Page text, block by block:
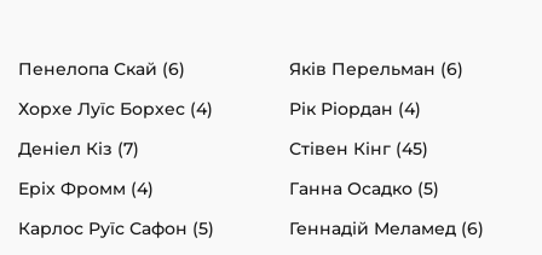
Пенелопа Скай (6)
Яків Перельман (6)
Хорхе Луїс Борхес (4)
Рік Ріордан (4)
Деніел Кіз (7)
Стівен Кінг (45)
Еріх Фромм (4)
Ганна Осадко (5)
Карлос Руїс Сафон (5)
Геннадій Меламед (6)